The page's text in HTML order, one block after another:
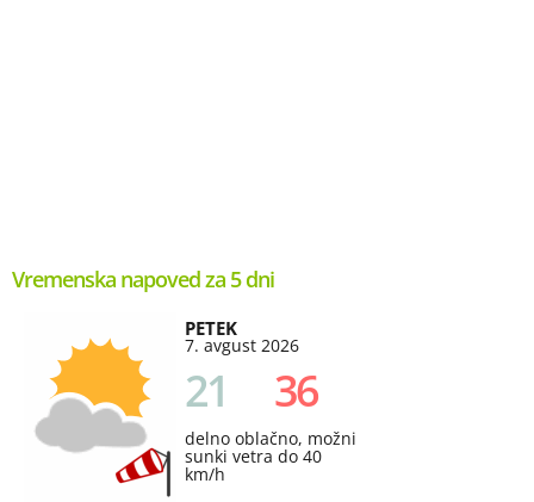
Vremenska napoved za 5 dni
PETEK
7. avgust 2026
21 36
delno oblačno, možni
sunki vetra do 40
km/h